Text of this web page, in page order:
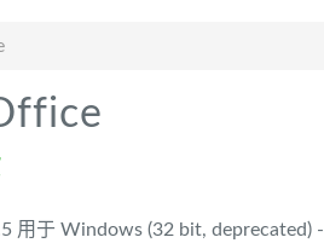
用于 Windows (32 bit, deprecated) -